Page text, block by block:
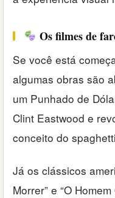
Os filmes de
Se você está
algumas obras são
um Punhado de
Clint Eastwood e
conceito do
Já os clássicos
Morrer” e “O